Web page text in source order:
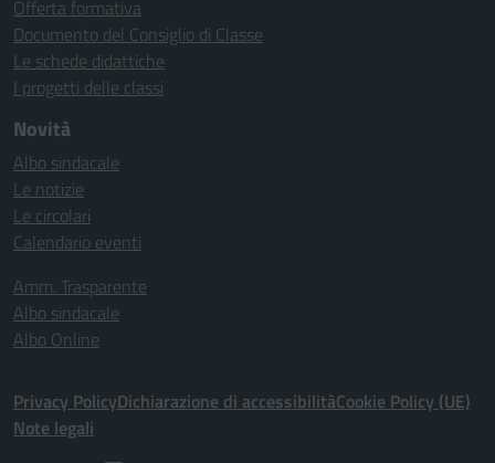
Offerta formativa
Documento del Consiglio di Classe
Le schede didattiche
I progetti delle classi
Novità
Albo sindacale
Le notizie
Le circolari
Calendario eventi
Amm. Trasparente
Albo sindacale
Albo Online
Privacy PolicyDichiarazione di accessibilitàCookie Policy (UE)
Note legali